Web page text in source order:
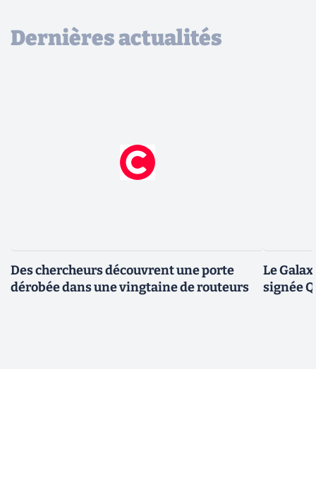
Dernières actualités
Des chercheurs découvrent une porte
dérobée dans une vingtaine de routeurs
Le
signée